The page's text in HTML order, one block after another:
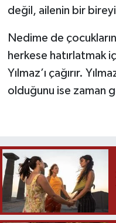
değil, ailenin bir
Nedime de
herkese hatırlatmak
Yılmaz’ı çağırır.
olduğunu ise zaman